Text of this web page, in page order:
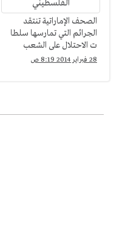
الصحف الإماراتية تنتقد
الجرائم التي تمارسها سلطا
ت الاحتلال على الشعب
الفلسطيني
28 فبراير 2014 8:19 ص